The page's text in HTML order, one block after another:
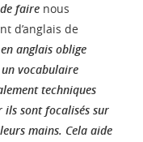
faire nous
d’anglais de
anglais oblige
vocabulaire
techniques
ils sont focalisés sur
mains. Cela aide